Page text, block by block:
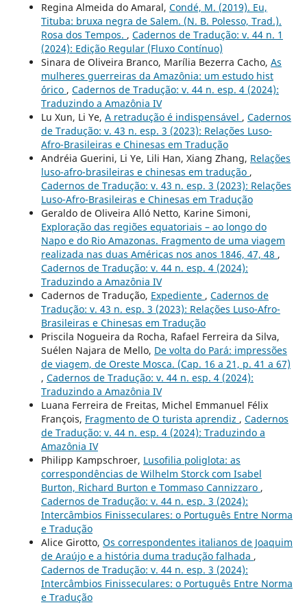
Regina Almeida do Amaral, Condé, M. (2019). Eu,
Tituba: bruxa negra de Salem. (N. B. Polesso, Trad.).
Rosa dos Tempos. , Cadernos de Tradução: v. 44 n. 1
(2024): Edição Regular (Fluxo Contínuo)
Sinara de Oliveira Branco, Marília Bezerra Cacho, As
mulheres guerreiras da Amazônia: um estudo hist
´órico , Cadernos de Tradução: v. 44 n. esp. 4 (2024):
Traduzindo a Amazônia IV
Lu Xun, Li Ye, A retradução é indispensável , Cadernos
de Tradução: v. 43 n. esp. 3 (2023): Relações Luso-
Afro-Brasileiras e Chinesas em Tradução
Andréia Guerini, Li Ye, Lili Han, Xiang Zhang, Relações
luso-afro-brasileiras e chinesas em tradução ,
Cadernos de Tradução: v. 43 n. esp. 3 (2023): Relações
Luso-Afro-Brasileiras e Chinesas em Tradução
Geraldo de Oliveira Alló Netto, Karine Simoni,
Exploração das regiões equatoriais – ao longo do
Napo e do Rio Amazonas. Fragmento de uma viagem
realizada nas duas Américas nos anos 1846, 47, 48 ,
Cadernos de Tradução: v. 44 n. esp. 4 (2024):
Traduzindo a Amazônia IV
Cadernos de Tradução, Expediente , Cadernos de
Tradução: v. 43 n. esp. 3 (2023): Relações Luso-Afro-
Brasileiras e Chinesas em Tradução
Priscila Nogueira da Rocha, Rafael Ferreira da Silva,
Suélen Najara de Mello, De volta do Pará: impressões
de viagem, de Oreste Mosca. (Cap. 16 a 21, p. 41 a 67)
, Cadernos de Tradução: v. 44 n. esp. 4 (2024):
Traduzindo a Amazônia IV
Luana Ferreira de Freitas, Michel Emmanuel Félix
François, Fragmento de O turista aprendiz , Cadernos
de Tradução: v. 44 n. esp. 4 (2024): Traduzindo a
Amazônia IV
Philipp Kampschroer, Lusofilia poliglota: as
correspondências de Wilhelm Storck com Isabel
Burton, Richard Burton e Tommaso Cannizzaro ,
Cadernos de Tradução: v. 44 n. esp. 3 (2024):
Intercâmbios Finisseculares: o Português Entre Norma
e Tradução
Alice Girotto, Os correspondentes italianos de Joaquim
de Araújo e a história duma tradução falhada ,
Cadernos de Tradução: v. 44 n. esp. 3 (2024):
Intercâmbios Finisseculares: o Português Entre Norma
e Tradução